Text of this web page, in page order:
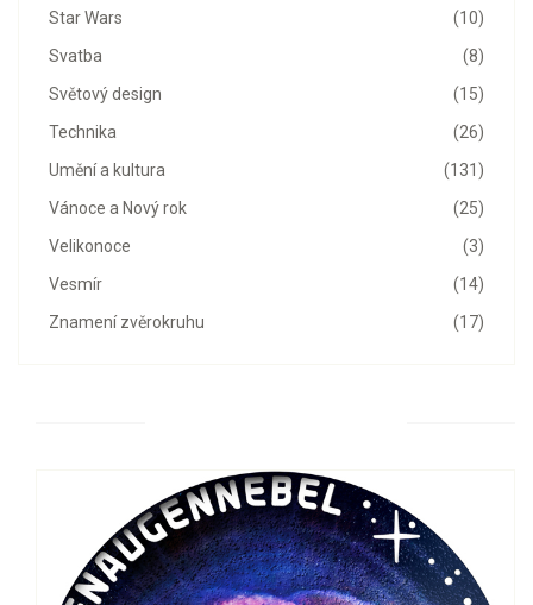
(10)
Star Wars
(8)
Svatba
(15)
Světový design
(26)
Technika
(131)
Umění a kultura
(25)
Vánoce a Nový rok
(3)
Velikonoce
(14)
Vesmír
(17)
Znamení zvěrokruhu